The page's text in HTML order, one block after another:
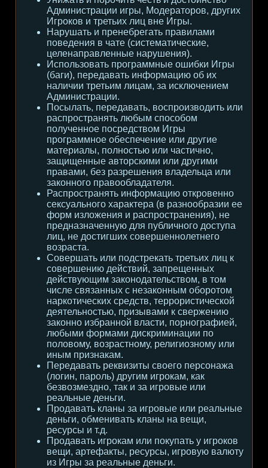
Администрации игры, Модераторов, других
Игроков и третьих лиц вне Игры.
Нарушать и пренебрегать правилами
поведения в чате (систематические,
целенаправленные нарушения).
Использовать программные ошибки Игры
(баги), передавать информацию об их
наличии третьим лицам, за исключением
Администрации.
Посылать, передавать, воспроизводить или
распространять любым способом
полученное посредством Игры
программное обеспечение или другие
материалы, полностью или частично,
защищенные авторскими или другими
правами, без разрешения владельца или
законного правообладателя.
Распространять информацию откровенно
сексуального характера (в разнообразии ее
форм изложения и распространения), не
предназначенную для публичного доступа
лиц, не достигших совершеннолетнего
возраста.
Совершать или подстрекать третьих лиц к
совершению действий, запрещенных
действующим законодательством, в том
числе связанных с незаконным оборотом
наркотических средств, террористической
деятельностью, призывами к свержению
законно избранной власти, порнографией,
любыми формами дискриминации по
половому, возрастному, религиозному или
иным признакам.
Передавать реквизиты своего персонажа
(логин, пароль) другим игрокам, как
безвозмездно, так и за игровые или
реальные деньги.
Продавать кланы за игровые или реальные
деньги, обменивать кланы на вещи,
ресурсы и т.д.
Продавать игрокам или покупать у игроков
вещи, артефакты, ресурсы, игровую валюту
из Игры за реальные деньги.